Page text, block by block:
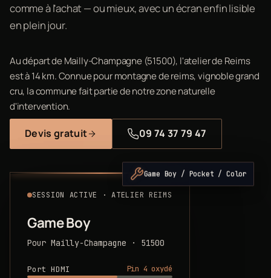
comme à l'achat — ou mieux, avec un écran enfin lisible
en plein jour.
Au départ de Mailly-Champagne (51500), l'atelier de Reims
est à 14 km. Connue pour montagne de reims, vignoble grand
cru, la commune fait partie de notre zone naturelle
d'intervention.
Devis gratuit 09 74 37 79 47
SESSION ACTIVE · ATELIER REIMS
Game Boy
Pour Mailly-Champagne · 51500
Port HDMI
Pin 4 oxydé
Game Boy / Pocket / Color